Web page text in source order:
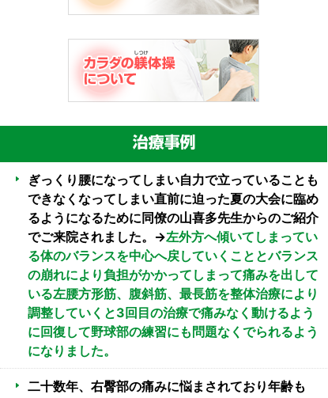
ぎっくり腰になってしまい自力で立っていることも
できなくなってしまい直前に迫った夏の大会に臨め
るようになるために同僚の山喜多先生からのご紹介
でご来院されました。→左外方へ傾いてしまってい
る体のバランスを中心へ戻していくこととバランス
の崩れにより負担がかかってしまって痛みを出して
いる左腰方形筋、腹斜筋、最長筋を整体治療により
調整していくと3回目の治療で痛みなく動けるよう
に回復して野球部の練習にも問題なくでられるよう
になりました。
二十数年、右臀部の痛みに悩まされており年齢も